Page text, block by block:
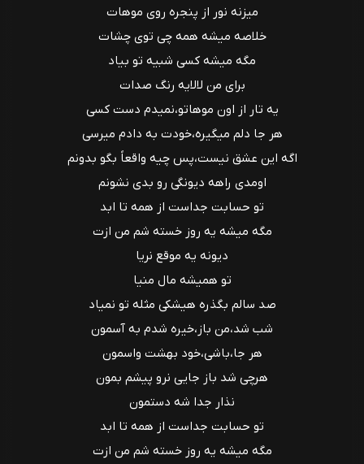
میزنه نور از پنجره روی موهات
خلاصه میشه همه چی توی چشات
مگه میشه کسی شبیه تو بیاد
برای من لالایه‌ رنگ صدات
یه تار از اون موهاتو،نمیدم دست کسی
هر جا دلم میگیره،خودت به دادم میرسی
اگه این عشق نیست،پس چیه واقعاً بگو بدونم
اومدی راهه دیونگی رو بدی نشونم
تو حسابت جداست از همه تا ابد
مگه میشه یه روز خسته شم من ازت
دیونه یه موقع نریا
تو همیشه مال منیا
صد سالم بگذره هیشکی مثله تو نمیاد
شب شد،من باز،خیره شدم به آسمون
هر جا،باشی،خود بهشت واسمون
هرچی شد باز جایی نرو پیشم بمون
نذار جدا شه دستمون
تو حسابت جداست از همه تا ابد
مگه میشه یه روز خسته شم من ازت